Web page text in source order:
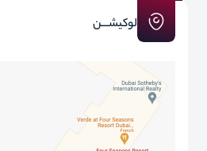
لوکیشـــن